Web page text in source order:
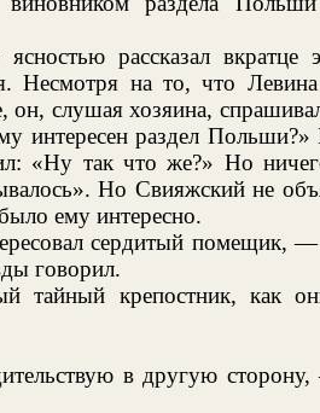
рассказал вкратце
Несмотря на то, что Левина
он, слушая хозяина,
интересен раздел
«Ну так что же?» Но
Но Свияжский не
ему интересно.
сердитый помещик, —
говорил.
тайный крепостник, как
в другую сторону,